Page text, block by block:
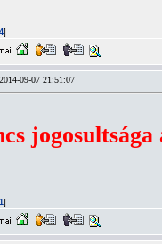
]
09-07 21:51:07
jogosultsága
]